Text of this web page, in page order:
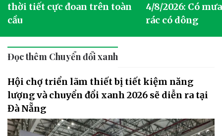
thời tiết cực đoan trên toàn
cầu
4/8/2026: Có
rác có dông
Đọc thêm Chuyển đổi xanh
Hội chợ triển lãm thiết bị tiết kiệm năng
lượng và chuyển đổi xanh 2026 sẽ diễn ra tại
Đà Nẵng